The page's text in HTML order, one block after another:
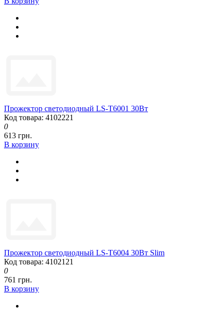
Прожектор светодиодный LS-T6001 30Вт
Код товара: 4102221
0
613 грн.
В корзину
Прожектор светодиодный LS-T6004 30Вт Slim
Код товара: 4102121
0
761 грн.
В корзину